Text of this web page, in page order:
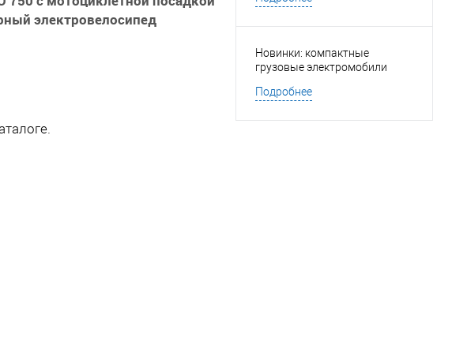
электровелосипед
Новинки: компактные
грузовые электромобили
Подробнее